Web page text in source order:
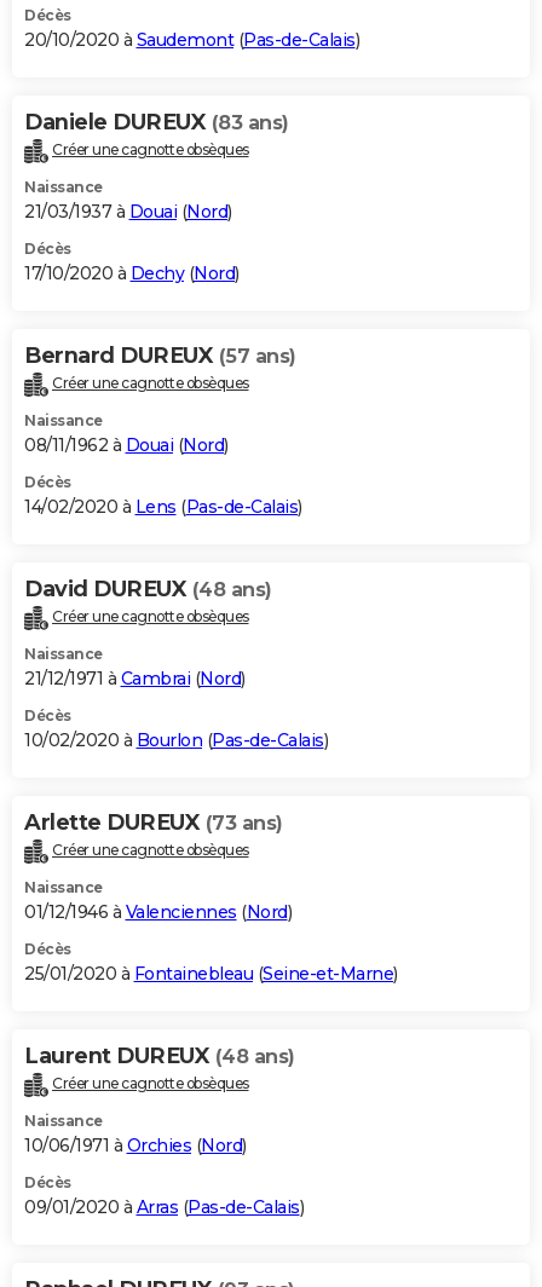
Décès
20/10/2020 à Saudemont(Pas-de-Calais)
Daniele DUREUX (83 ans)
Créer une cagnotte obsèques
Naissance
21/03/1937 à Douai (Nord)
Décès
17/10/2020 à Dechy(Nord)
Bernard DUREUX (57 ans)
Créer une cagnotte obsèques
Naissance
08/11/1962 à Douai (Nord)
Décès
14/02/2020 à Lens (Pas-de-Calais)
David DUREUX (48 ans)
Créer une cagnotte obsèques
Naissance
21/12/1971 à Cambrai (Nord)
Décès
10/02/2020 à Bourlon (Pas-de-Calais)
Arlette DUREUX (73 ans)
Créer une cagnotte obsèques
Naissance
01/12/1946 à Valenciennes (Nord)
Décès
25/01/2020 à Fontainebleau (Seine-et-Marne)
Laurent DUREUX (48 ans)
Créer une cagnotte obsèques
Naissance
10/06/1971 à Orchies (Nord)
Décès
09/01/2020 à Arras (Pas-de-Calais)